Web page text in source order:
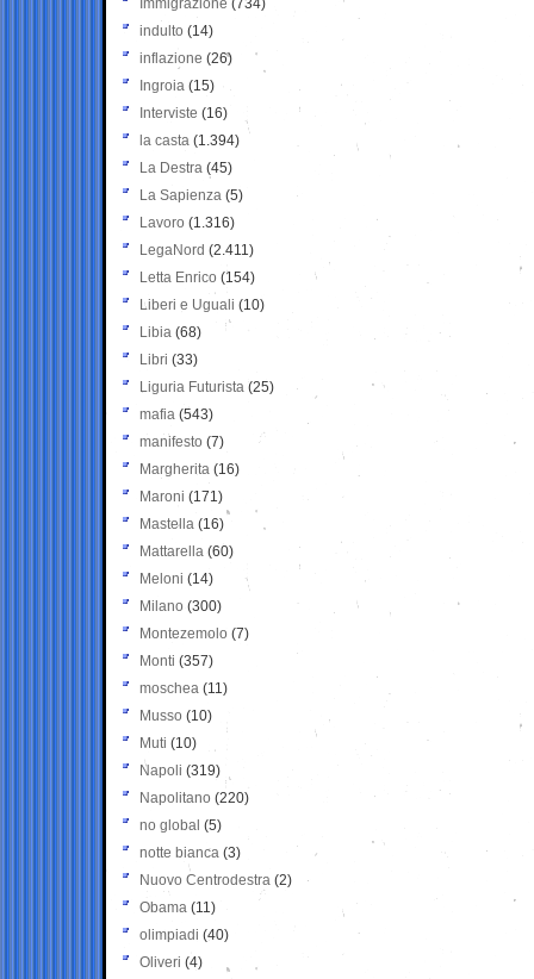
Immigrazione (734)
indulto (14)
inflazione (26)
Ingroia (15)
Interviste (16)
la casta (1.394)
La Destra (45)
La Sapienza (5)
Lavoro (1.316)
LegaNord (2.411)
Letta Enrico (154)
Liberi e Uguali (10)
Libia (68)
Libri (33)
Liguria Futurista (25)
mafia (543)
manifesto (7)
Margherita (16)
Maroni (171)
Mastella (16)
Mattarella (60)
Meloni (14)
Milano (300)
Montezemolo (7)
Monti (357)
moschea (11)
Musso (10)
Muti (10)
Napoli (319)
Napolitano (220)
no global (5)
notte bianca (3)
Nuovo Centrodestra (2)
Obama (11)
olimpiadi (40)
Oliveri (4)